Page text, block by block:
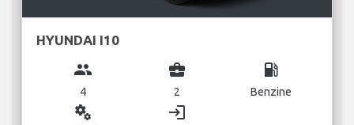
HYUNDAI I10
group
4
business_center
2
local_gas_station
Benzine
miscellaneous_services login